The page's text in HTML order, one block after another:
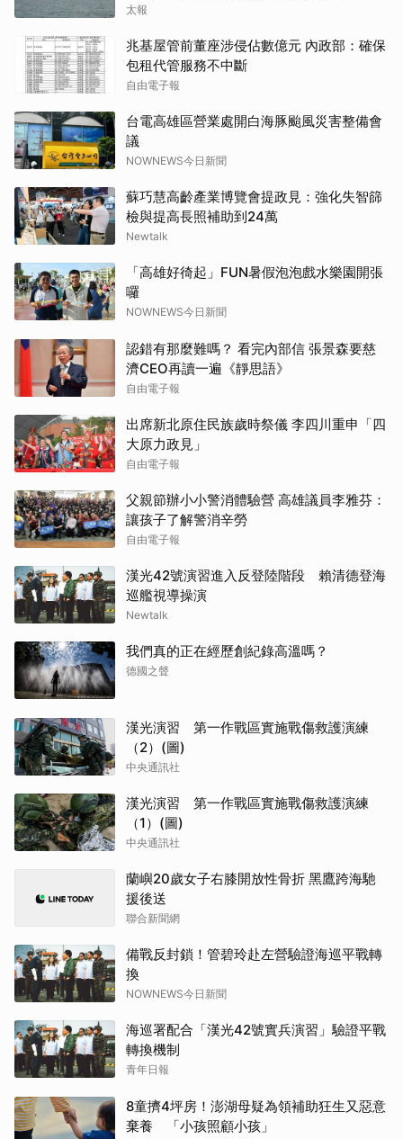
太報
兆基屋管前董座涉侵佔數億元 內政部：確保
包租代管服務不中斷
自由電子報
台電高雄區營業處開白海豚颱風災害整備會
議
NOWNEWS今日新聞
蘇巧慧高齡產業博覽會提政見：強化失智篩
檢與提高長照補助到24萬
Newtalk
「高雄好徛起」FUN暑假泡泡戲水樂園開張
囉
NOWNEWS今日新聞
認錯有那麼難嗎？ 看完內部信 張景森要慈
濟CEO再讀一遍《靜思語》
自由電子報
出席新北原住民族歲時祭儀 李四川重申「四
大原力政見」
自由電子報
父親節辦小小警消體驗營 高雄議員李雅芬：
讓孩子了解警消辛勞
自由電子報
漢光42號演習進入反登陸階段 賴清德登海
巡艦視導操演
Newtalk
我們真的正在經歷創紀錄高溫嗎？
德國之聲
漢光演習 第一作戰區實施戰傷救護演練
（2）(圖)
中央通訊社
漢光演習 第一作戰區實施戰傷救護演練
（1）(圖)
中央通訊社
蘭嶼20歲女子右膝開放性骨折 黑鷹跨海馳
援後送
聯合新聞網
備戰反封鎖！管碧玲赴左營驗證海巡平戰轉
換
NOWNEWS今日新聞
海巡署配合「漢光42號實兵演習」驗證平戰
轉換機制
青年日報
8童擠4坪房！澎湖母疑為領補助狂生又惡意
棄養 「小孩照顧小孩」